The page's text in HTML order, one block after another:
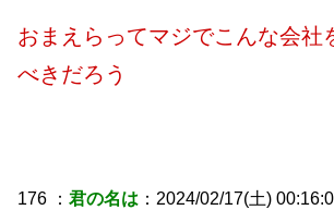
おまえらってマジでこんな会社
べきだろう
176 ：君の名は ：2024/02/17(土)